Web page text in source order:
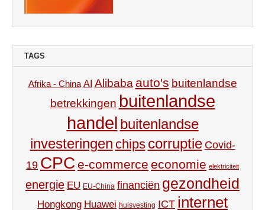
TAGS
Afrika - China AI Alibaba auto's buitenlandse
betrekkingen buitenlandse
handel buitenlandse
investeringen chips corruptie Covid-
19 CPC e-commerce economie elektriciteit
energie EU EU-China financiën gezondheid
Hongkong Huawei huisvesting ICT internet